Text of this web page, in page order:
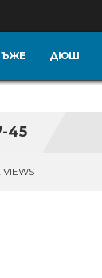
ДЮШ
45
VIEWS